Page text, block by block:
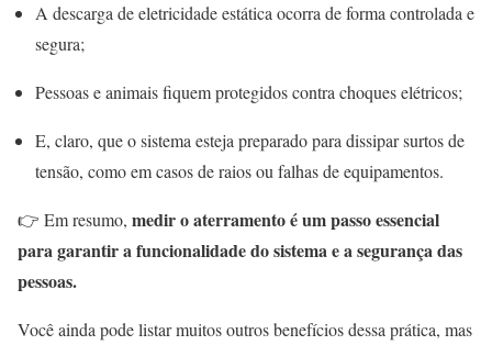
A descarga de eletricidade estática ocorra de forma controlada e
segura;
Pessoas e animais fiquem protegidos contra choques elétricos;
E, claro, que o sistema esteja preparado para dissipar surtos de
tensão, como em casos de raios ou falhas de equipamentos.
👉 Em resumo, medir o aterramento é um passo essencial
para garantir a funcionalidade do sistema e a segurança das
pessoas.
Você ainda pode listar muitos outros benefícios dessa prática, mas